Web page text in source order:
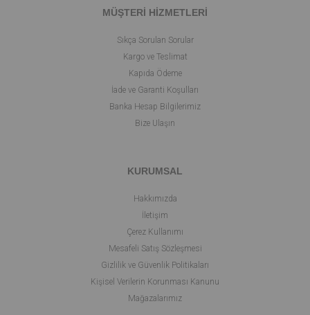
MÜŞTERİ HİZMETLERİ
Sıkça Sorulan Sorular
Kargo ve Teslimat
Kapıda Ödeme
İade ve Garanti Koşulları
Banka Hesap Bilgilerimiz
Bize Ulaşın
KURUMSAL
Hakkımızda
İletişim
Çerez Kullanımı
Mesafeli Satış Sözleşmesi
Gizlilik ve Güvenlik Politikaları
Kişisel Verilerin Korunması Kanunu
Mağazalarımız